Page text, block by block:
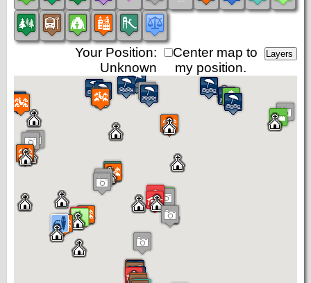
Center map to
my position.
Your Position:
Unknown